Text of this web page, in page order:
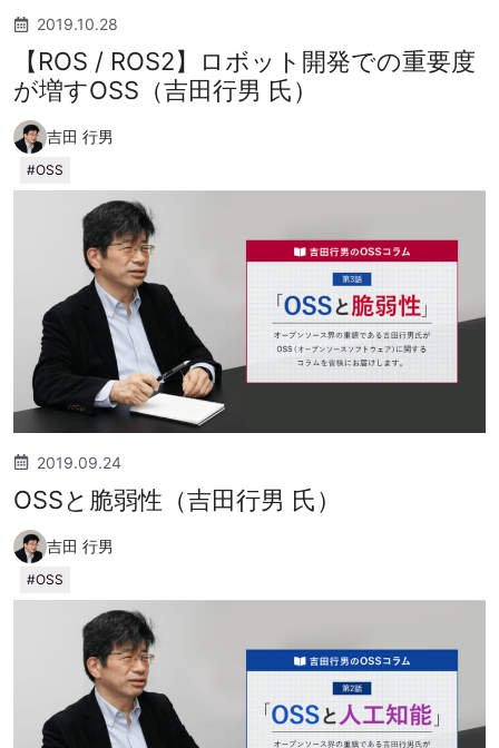
2019.10.28
【ROS / ROS2】ロボット開発での重要度
が増すOSS（吉田行男 氏）
吉田 行男
OSS
2019.09.24
OSSと脆弱性（吉田行男 氏）
吉田 行男
OSS